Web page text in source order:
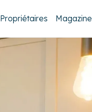
Propriétaires Magazine